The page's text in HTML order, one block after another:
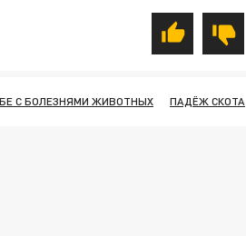
С БОЛЕЗНЯМИ ЖИВОТНЫХ ПАДЁЖ СКОТА